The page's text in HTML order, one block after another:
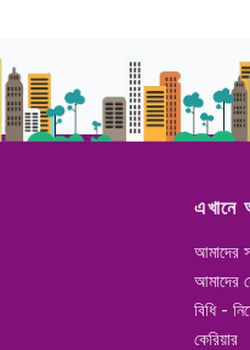
এখানে
আমাদের
আমাদের
বিধি -
কেরিয়ার